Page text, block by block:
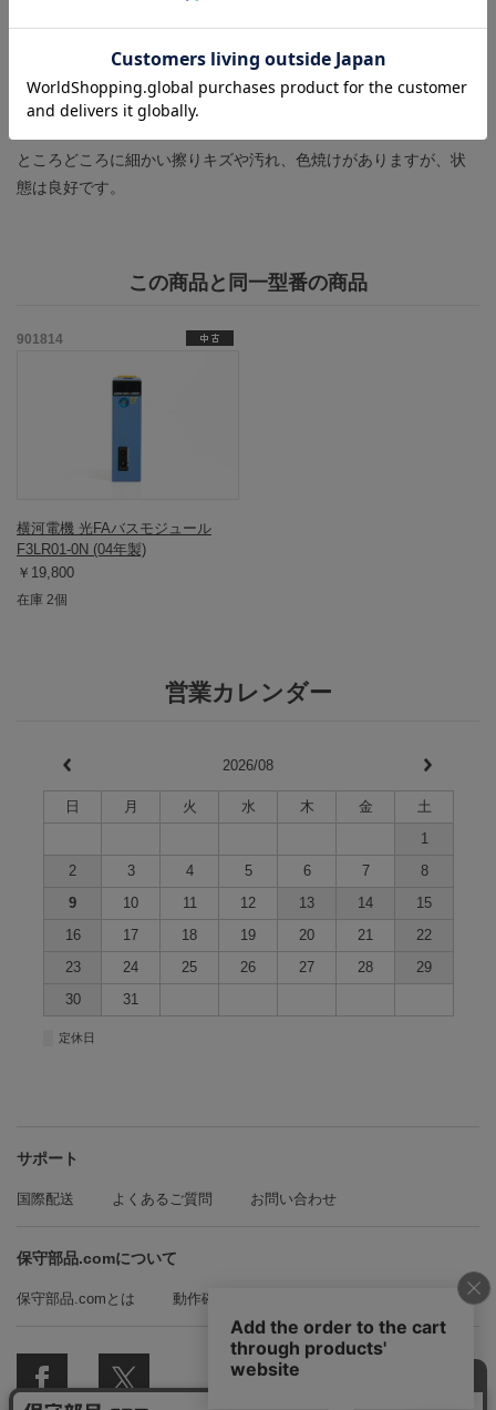
・全てのランプが正常に点灯、消灯すること。
製造年：2003年
ところどころに細かい擦りキズや汚れ、色焼けがありますが、状
態は良好です。
この商品と同一型番の商品
901814
横河電機 光FAバスモジュール
F3LR01-0N (04年製)
￥19,800
在庫 2個
営業カレンダー
2026/08
日 月 火 水 木 金
土
1
2
3 4 5 6 7
8
9
10 11 12 13 14
15
16
17 18 19 20 21
22
23
24 25 26 27 28
29
30
31
定休日
サポート
国際配送 よくあるご質問 お問い合わせ
保守部品.comについて
保守部品.comとは 動作確認方法の紹介